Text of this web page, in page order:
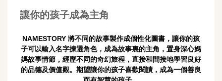
讓你的孩子成為主角
NAMESTORY 將不同的故事製作成個性化圖書，讓你的孩
子可以輸入名字揀選角色，成為故事裏的主角，置身深心媽
媽故事情節，經歷不同的奇幻旅程，直接和間接地學習良好
的品德及價值觀。期望讓你的孩子喜歡閱讀，成為一個善良